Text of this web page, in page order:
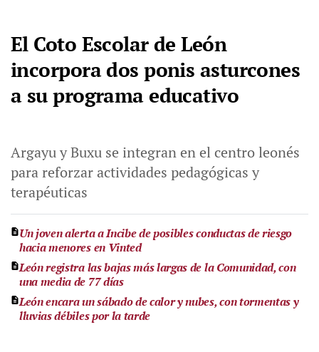
El Coto Escolar de León
incorpora dos ponis asturcones
a su programa educativo
Argayu y Buxu se integran en el centro leonés
para reforzar actividades pedagógicas y
terapéuticas
Un joven alerta a Incibe de posibles conductas de riesgo
hacia menores en Vinted
León registra las bajas más largas de la Comunidad, con
una media de 77 días
León encara un sábado de calor y nubes, con tormentas y
lluvias débiles por la tarde